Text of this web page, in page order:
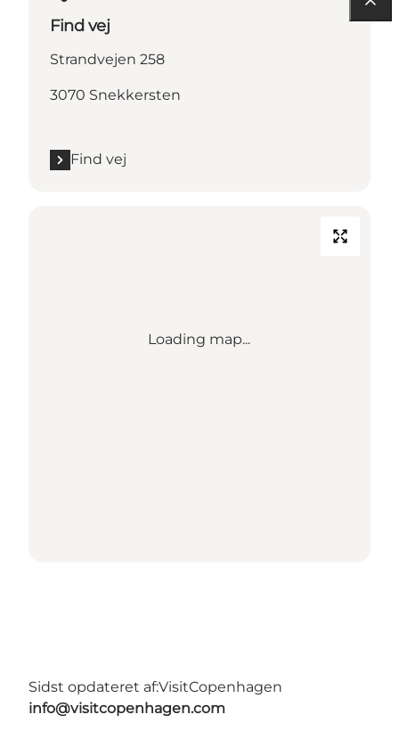
Find vej
Strandvejen 258
3070 Snekkersten
Find vej
Loading map...
Sidst opdateret af:VisitCopenhagen
info@visitcopenhagen.com